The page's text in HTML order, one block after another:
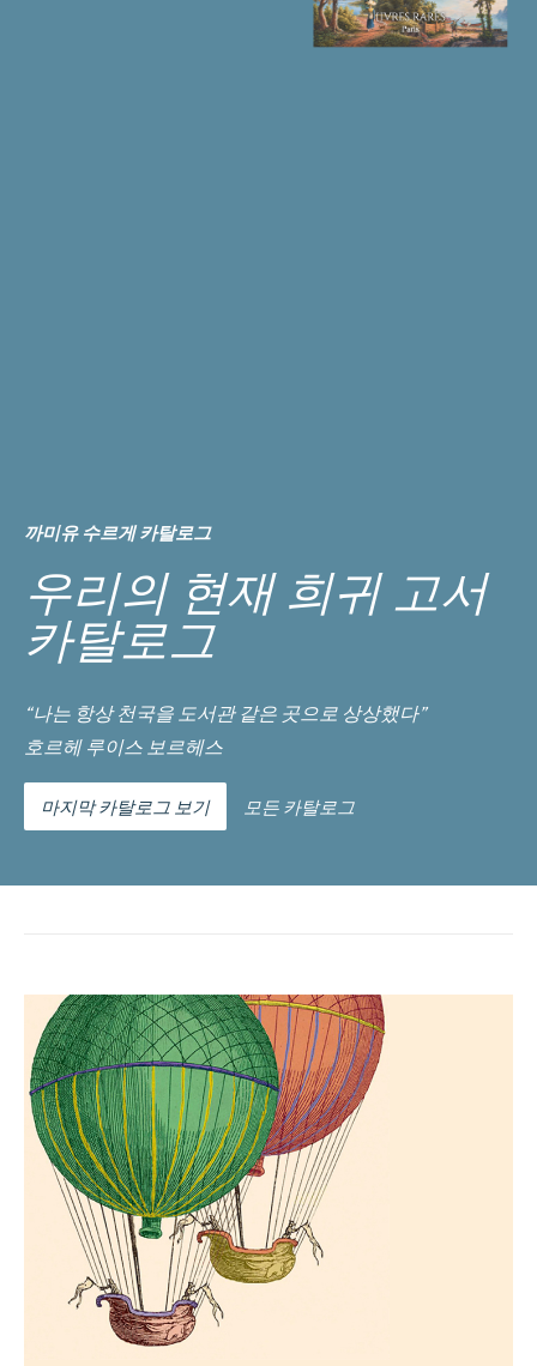
까미유 수르게 카탈로그
우리의 현재 희귀 고서
카탈로그
“나는 항상 천국을 도서관 같은 곳으로 상상했다”
호르헤 루이스 보르헤스
마지막 카탈로그 보기 모든 카탈로그